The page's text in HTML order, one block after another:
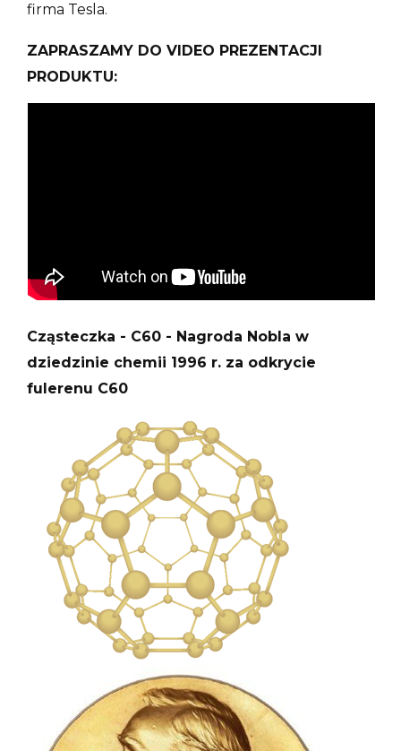
firma Tesla.
ZAPRASZAMY DO VIDEO PREZENTACJI
PRODUKTU:
Cząsteczka - C60 - Nagroda Nobla w
dziedzinie chemii 1996 r. za odkrycie
fulerenu C60